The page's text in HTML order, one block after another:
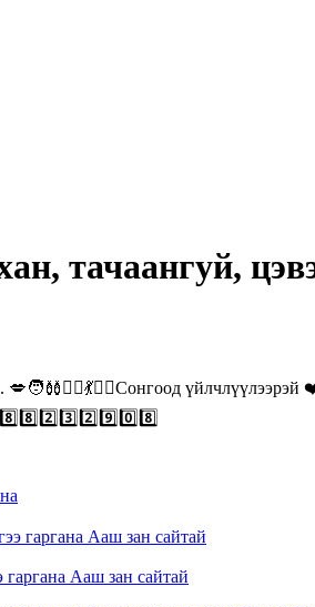
тачаангуй,
💋🧑‍🩰🧝‍♀💃👯‍♀Сонгоод
8️⃣8️⃣2️⃣3️⃣2️⃣9️⃣0️⃣8️⃣
гаргана Ааш зан сайтай